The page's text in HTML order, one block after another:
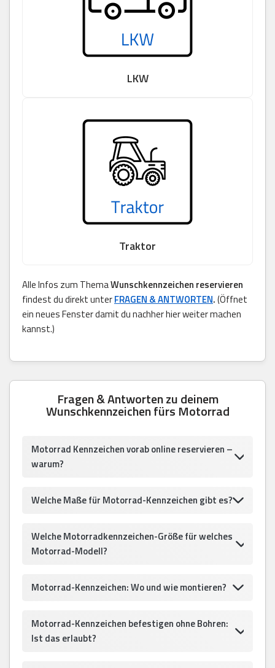
LKW
Traktor
Alle Infos zum ThemaWunschkennzeichen reservieren
findest du direkt unterFRAGEN & ANTWORTEN.(Öffnet
ein neues Fenster damit du nachher hier weiter machen
kannst.)
Fragen & Antworten zu deinem
Wunschkennzeichen fürs Motorrad
Motorrad Kennzeichen vorab online reservieren –
warum?
Welche Maße für Motorrad-Kennzeichen gibt es?
Welche Motorradkennzeichen-Größe für welches
Motorrad-Modell?
Motorrad-Kennzeichen: Wo und wie montieren?
Motorrad-Kennzeichen befestigen ohne Bohren:
Ist das erlaubt?